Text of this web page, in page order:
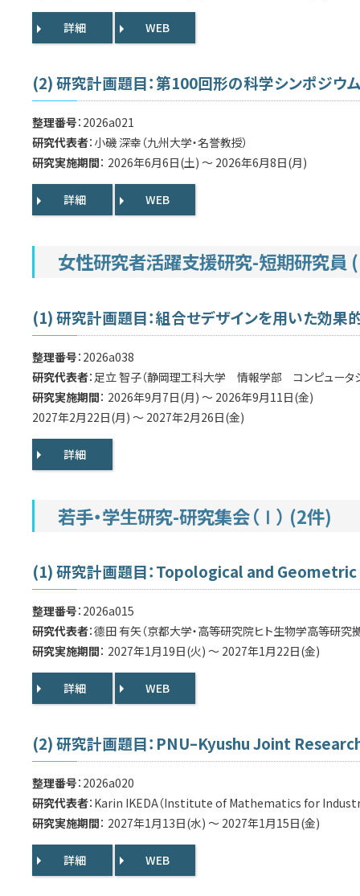
詳細 WEB
(2) 研究計画題目：第100回形の科学シンポジウ
整理番号：2026a021
研究代表者：小磯 深幸（九州大学・名誉教授）
研究実施期間： 2026年6月6日(土) ～ 2026年6月8日(月)
詳細 WEB
女性研究者活躍支援研究-短期研究員
(1) 研究計画題目：組合せデザインを用いた効果
整理番号：2026a038
研究代表者：足立 智子（静岡理工科大学 情報学部 コンピュータ
研究実施期間： 2026年9月7日(月) ～ 2026年9月11日(金)
2027年2月22日(月) ～ 2027年2月26日(金)
詳細
若手・学生研究-研究集会（Ⅰ） (2件)
(1) 研究計画題目：Topological and
整理番号：2026a015
研究代表者：德田 有矢（京都大学・高等研究院ヒト生物学高等研究
研究実施期間： 2027年1月19日(火) ～ 2027年1月22日(金)
詳細 WEB
(2) 研究計画題目：PNU–Kyushu Joint
整理番号：2026a020
研究代表者：Karin IKEDA（Institute of Mathematics for
研究実施期間： 2027年1月13日(水) ～ 2027年1月15日(金)
詳細 WEB